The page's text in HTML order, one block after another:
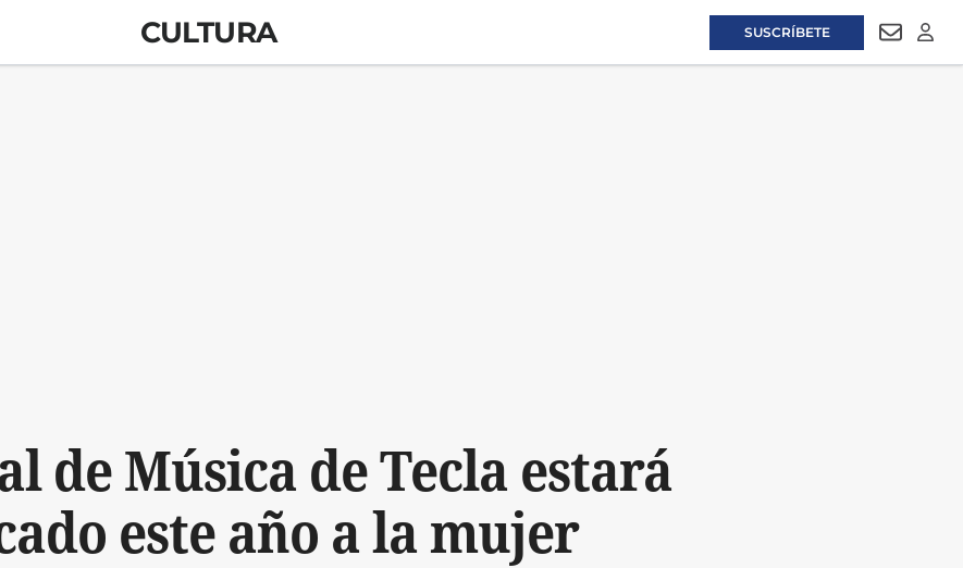
SUSCRÍBETE
CULTURA
de Música de Tecla estará
este año a la mujer